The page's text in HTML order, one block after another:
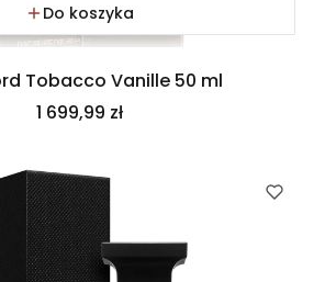
Do koszyka
Tobacco Vanille 50 ml
Cena
1 699,99 zł